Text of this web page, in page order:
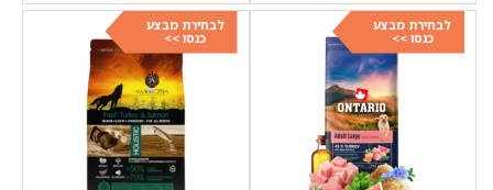
לבחירת מבצע
כנסו >>
לבחירת מבצע
כנסו >>